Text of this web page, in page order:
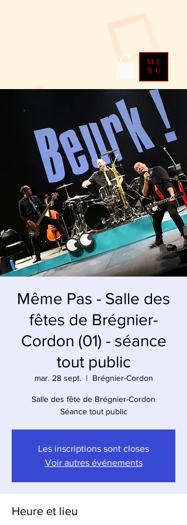
ME
NU
Même Pas - Salle des
fêtes de Brégnier-
Cordon (01) - séance
tout public
mar. 28 sept.
  |
Brégnier-Cordon
Salle des fête de Brégnier-Cordon
Séance tout public
Les inscriptions sont closes
Voir autres événements
Heure et lieu